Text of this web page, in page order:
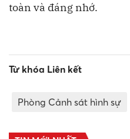
toàn và đáng nhớ.
Từ khóa Liên kết
Phòng Cảnh sát hình sự